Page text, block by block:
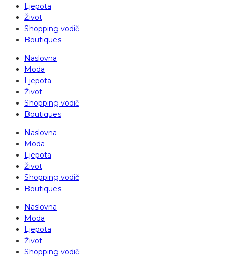
Ljepota
Život
Shopping vodič
Boutiques
Naslovna
Moda
Ljepota
Život
Shopping vodič
Boutiques
Naslovna
Moda
Ljepota
Život
Shopping vodič
Boutiques
Naslovna
Moda
Ljepota
Život
Shopping vodič